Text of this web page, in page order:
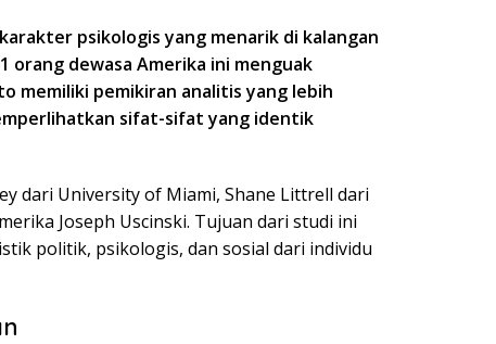
psikologis yang menarik di kalangan
orang dewasa Amerika ini menguak
memiliki pemikiran analitis yang lebih
sifat-sifat yang identik
dari University of Miami, Shane Littrell dari
Joseph Uscinski. Tujuan dari studi ini
politik, psikologis, dan sosial dari individu